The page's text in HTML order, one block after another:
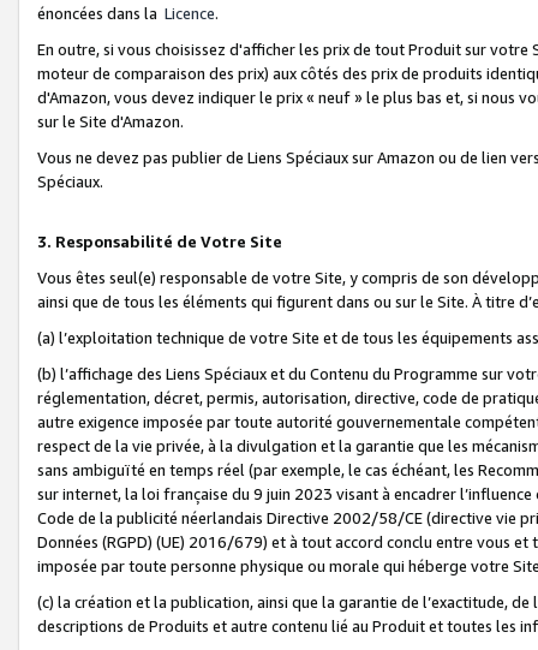
énoncées dans la Licence.
En outre, si vous choisissez d'afficher les prix de tout Produit sur
moteur de comparaison des prix) aux côtés des prix de produits
d'Amazon, vous devez indiquer le prix « neuf » le plus bas et, si nous
sur le Site d'Amazon.
Vous ne devez pas publier de Liens Spéciaux sur Amazon ou de lien
Spéciaux.
3. Responsabilité de Votre Site
Vous êtes seul(e) responsable de votre Site, y compris de son
ainsi que de tous les éléments qui figurent dans ou sur le Site. À titre
(a) l’exploitation technique de votre Site et de tous les équipements
(b) l’affichage des Liens Spéciaux et du Contenu du Programme sur
réglementation, décret, permis, autorisation, directive, code de
autre exigence imposée par toute autorité gouvernementale
respect de la vie privée, à la divulgation et la garantie que les
sans ambiguïté en temps réel (par exemple, le cas échéant, les
sur internet, la loi française du 9 juin 2023 visant à encadrer
Code de la publicité néerlandais Directive 2002/58/CE (directive vie
Données (RGPD) (UE) 2016/679) et à tout accord conclu entre vous
imposée par toute personne physique ou morale qui héberge votre
(c) la création et la publication, ainsi que la garantie de l’exactitude,
descriptions de Produits et autre contenu lié au Produit et toutes les